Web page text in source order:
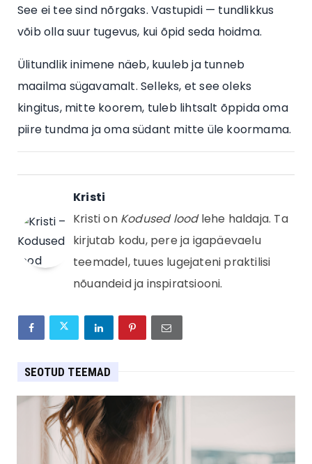
See ei tee sind nõrgaks. Vastupidi — tundlikkus
võib olla suur tugevus, kui õpid seda hoidma.
Ülitundlik inimene näeb, kuuleb ja tunneb
maailma sügavamalt. Selleks, et see oleks
kingitus, mitte koorem, tuleb lihtsalt õppida oma
piire tundma ja oma südant mitte üle koormama.
Kristi
Kristi on Kodused loodlehe haldaja. Ta
kirjutab kodu, pere ja igapäevaelu
teemadel, tuues lugejateni praktilisi
nõuandeid ja inspiratsiooni.
SEOTUD TEEMAD